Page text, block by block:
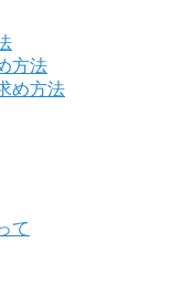
方法
め方法
て